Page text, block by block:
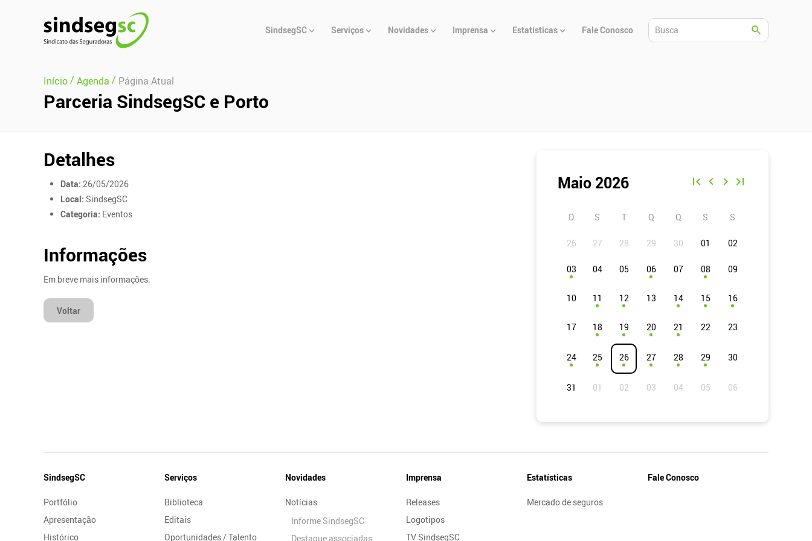
Principal
SindsegSC Serviços Novidades Imprensa Estatísticas Fale Conosco
Início/ Agenda / Página Atual
Parceria SindsegSC e Porto
Maio 2026
D S T Q Q S S
01 02
03 04 05 06 07 08 09
10 11 12 13 14 15 16
17 18 19 20 21 22 23
24 25 26 27 28 29 30
31
Detalhes
Data: 26/05/2026
Local: SindsegSC
Categoria: Eventos
Informações
Em breve mais informações.
Voltar
Mapa
Site
SindsegSC
Portfólio
Apresentação
Histórico
Serviços
Biblioteca
Editais
Oportunidades / Talento
Novidades
Notícias
Informe SindsegSC
Destaque associadas
Imprensa
Releases
Logotipos
TV SindsegSC
Estatísticas
Mercado de seguros
Fale Conosco